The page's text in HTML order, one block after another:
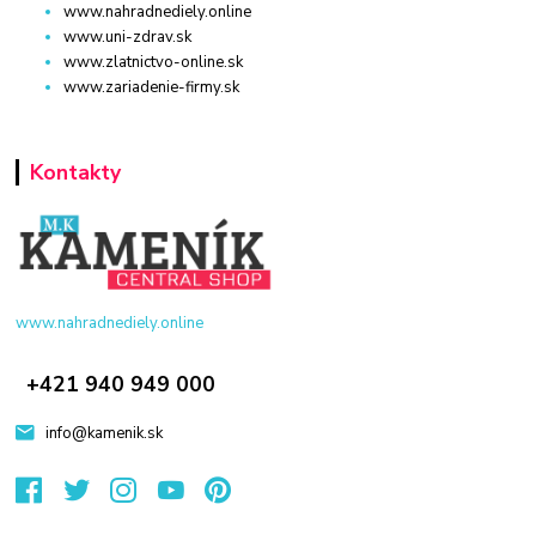
www.nahradnediely.online
www.uni-zdrav.sk
www.zlatnictvo-online.sk
www.zariadenie-firmy.sk
Kontakty
www.nahradnediely.online
+421 940 949 000
info@kamenik.sk